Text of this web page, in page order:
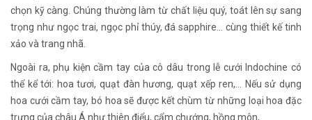
chọn kỹ càng. Chúng thường làm từ chất liệu quý, toát lên sự sang
trọng như ngọc trai, ngọc phỉ thúy, đá sapphire… cùng thiết kế tinh
xảo và trang nhã.
Ngoài ra, phụ kiện cầm tay của cô dâu trong lễ cưới Indochine có
thể kể tới: hoa tươi, quạt đàn hương, quạt xếp ren,... Nếu sử dụng
hoa cưới cầm tay, bó hoa sẽ được kết chùm từ những loại hoa đặc
trưng của châu Á như thiên điểu, cẩm chướng, hồng môn,..